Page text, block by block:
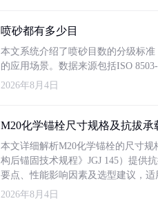
喷砂都有多少目
本文系统介绍了喷砂目数的分级标
的应用场景。数据来源包括ISO
2026年8月4日
M20化学锚栓尺寸规格及抗拔承
本文详细解析M20化学锚栓的尺寸
构后锚固技术规程》JGJ 145）提供
要点、性能影响因素及选型建议，适
2026年8月4日